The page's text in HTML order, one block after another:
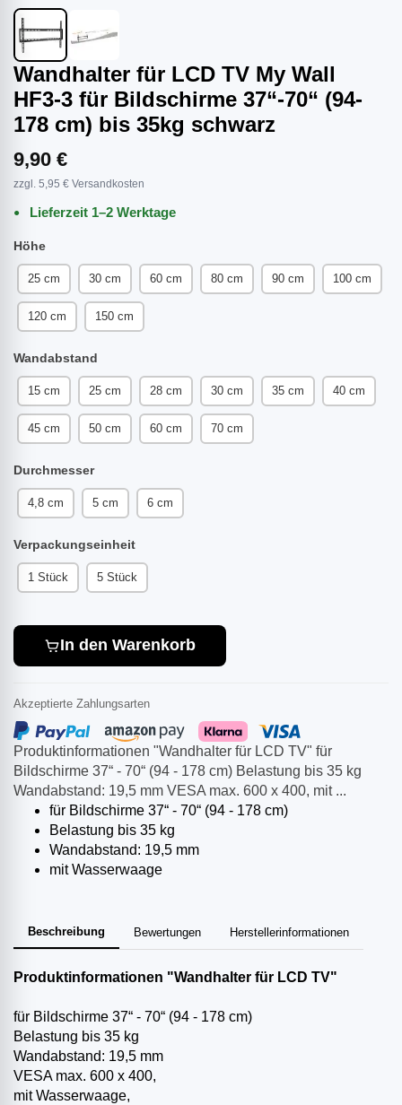
Wandhalter für LCD TV My Wall
HF3-3 für Bildschirme 37“-70“ (94-
178 cm) bis 35kg schwarz
Produktinformationen "Wandhalter für LCD TV" für
Bildschirme 37“ - 70“ (94 - 178 cm) Belastung bis 35 kg
Wandabstand: 19,5 mm VESA max. 600 x 400, mit ...
für Bildschirme 37“ - 70“ (94 - 178 cm)
Belastung bis 35 kg
Wandabstand: 19,5 mm
mit Wasserwaage
Beschreibung Bewertungen Herstellerinformationen
Produktinformationen "Wandhalter für LCD TV"
für Bildschirme 37“ - 70“ (94 - 178 cm)
Belastung bis 35 kg
Wandabstand: 19,5 mm
VESA max. 600 x 400,
mit Wasserwaage,
9,90 €
zzgl. 5,95 € Versandkosten
Lieferzeit 1–2 Werktage
Höhe
25 cm 30 cm 60 cm 80 cm 90 cm 100 cm
120 cm 150 cm
Wandabstand
15 cm 25 cm 28 cm 30 cm 35 cm 40 cm
45 cm 50 cm 60 cm 70 cm
Durchmesser
4,8 cm 5 cm 6 cm
Verpackungseinheit
1 Stück 5 Stück
In den Warenkorb
Akzeptierte Zahlungsarten